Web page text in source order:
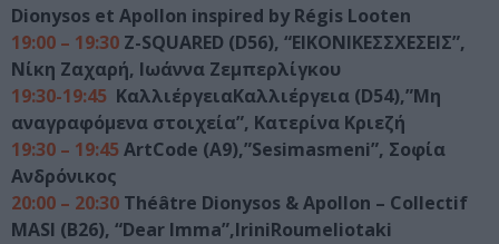
Dionysos et Apollon inspired by Régis Looten
19:00 – 19:30 Z-SQUARED (D56), “ΕΙΚΟΝΙΚΕΣΣΧΕΣΕΙΣ”,
Νίκη Ζαχαρή, Ιωάννα Ζεμπερλίγκου
19:30-19:45 ΚαλλιέργειαΚαλλιέργεια (D54),”Μη
αναγραφόμενα στοιχεία”, Κατερίνα Κριεζή
19:30 – 19:45ArtCode (Α9),”Sesimasmeni”, Σοφία
Ανδρόνικος
20:00 – 20:30 Théâtre Dionysos & Apollon – Collectif
MASI (B26), “Dear Imma”,IriniRoumeliotaki